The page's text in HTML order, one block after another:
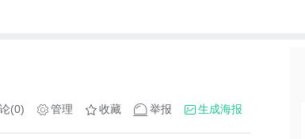
(0) 管理 收藏 举报 生成海报